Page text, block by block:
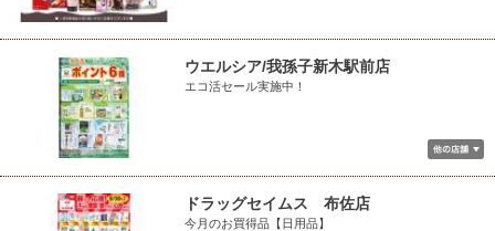
ウエルシア/我孫子新木駅前店
エコ活セール実施中！
ドラッグセイムス 布佐店
今月のお買得品【日用品】